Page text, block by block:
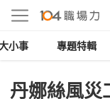
小事 專題特輯
丹娜絲風災